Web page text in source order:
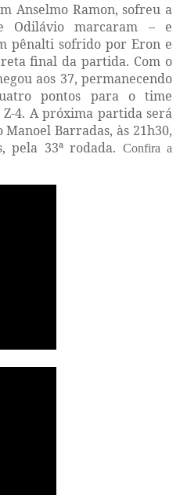
Anselmo Ramon, sofreu a
Odilávio marcaram – e
pênalti sofrido por Eron e
final da partida. Com o
aos 37, permanecendo
pontos para o time
4. A próxima partida será
Barradas, às 21h30,
pela 33ª rodada. Confira a